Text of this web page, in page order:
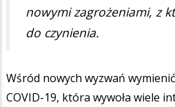
nowymi zagrożeniami, z
do czynienia.
Wśród nowych wyzwań
COVID-19, która wywoła wiele